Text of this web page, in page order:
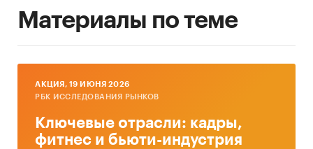
Материалы по теме
AКЦИЯ, 19 ИЮНЯ 2026
РБК ИССЛЕДОВАНИЯ РЫНКОВ
Ключевые отрасли: кадры,
фитнес и бьюти-индустрия